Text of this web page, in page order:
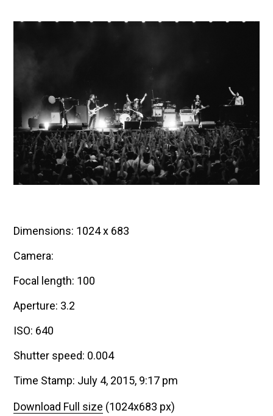
Dimensions: 1024 x 683
Camera:
Focal length: 100
Aperture: 3.2
ISO: 640
Shutter speed: 0.004
Time Stamp: July 4, 2015, 9:17 pm
Download Full size (1024x683 px)